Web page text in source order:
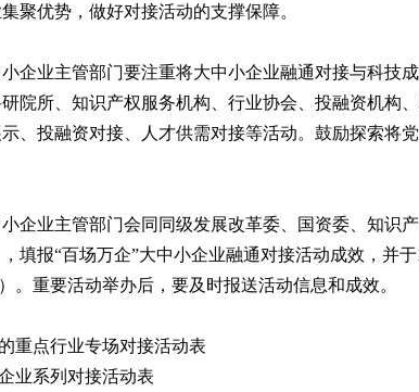
聚优势，做好对接活动的支撑保障。
小企业主管部门要注重将大中小企业融通对接与科
院所、知识产权服务机构、行业协会、投融资机构
、投融资对接、人才供需对接等活动。鼓励探索将
小企业主管部门会同同级发展改革委、国资委、知
填报“百场万企”大中小企业融通对接活动成效，并
。重要活动举办后，要及时报送活动信息和成效。
重点行业专场对接活动表
系列对接活动表